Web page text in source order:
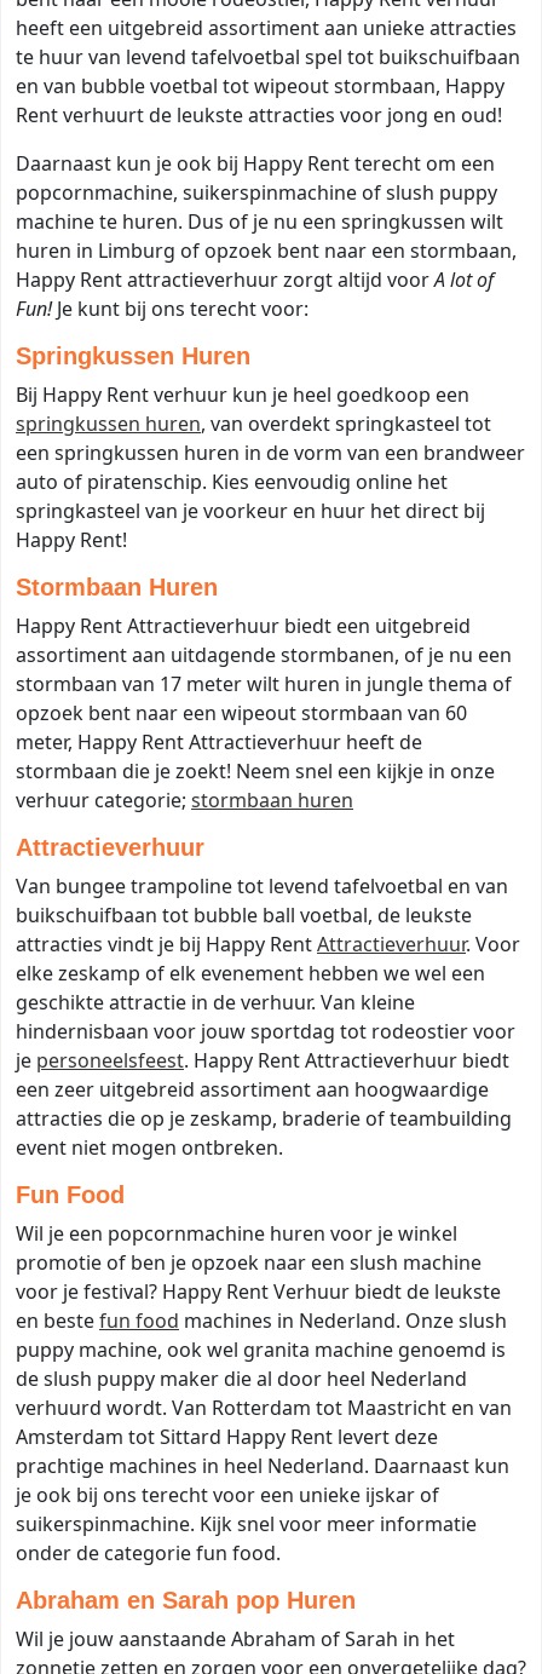
heeft een uitgebreid assortiment aan unieke attracties
te huur van levend tafelvoetbal spel tot buikschuifbaan
en van bubble voetbal tot wipeout stormbaan, Happy
Rent verhuurt de leukste attracties voor jong en oud!
Daarnaast kun je ook bij Happy Rent terecht om een
popcornmachine, suikerspinmachine ofslush puppy
machine te huren. Dus of je nu een springkussen wilt
huren in Limburg of opzoek bent naar een stormbaan,
Happy Rent attractieverhuur zorgt altijd voorA lot of
Fun!Je kunt bij ons terecht voor:
Springkussen Huren
Bij Happy Rent verhuur kun je heel goedkoop een
springkussen huren, van overdekt springkasteel tot
een springkussen huren in de vorm van een brandweer
auto of piratenschip. Kies eenvoudig online het
springkasteel van je voorkeur en huur het direct bij
Happy Rent!
Stormbaan Huren
Happy Rent Attractieverhuur biedt een uitgebreid
assortiment aan uitdagende stormbanen, of je nu een
stormbaan van 17 meter wilt huren in jungle thema of
opzoek bent naar een wipeout stormbaan van 60
meter, Happy Rent Attractieverhuur heeft de
stormbaan die je zoekt! Neem snel een kijkje in onze
verhuur categorie; stormbaan huren
Attractieverhuur
Van bungee trampoline tot levend tafelvoetbal en van
buikschuifbaan tot bubble ball voetbal, de leukste
attracties vindt je bij Happy RentAttractieverhuur. Voor
elke zeskamp of elk evenement hebben we wel een
geschikte attractie in de verhuur. Van kleine
hindernisbaan voor jouw sportdag tot rodeostier voor
je personeelsfeest. Happy Rent Attractieverhuur biedt
een zeer uitgebreid assortiment aan hoogwaardige
attracties die op je zeskamp, braderie of teambuilding
event niet mogen ontbreken.
Fun Food
Wil je een popcornmachine huren voor je winkel
promotie of ben je opzoek naar een slush machine
voor je festival? Happy Rent Verhuur biedt de leukste
en bestefun food machines in Nederland. Onze slush
puppy machine, ook wel granita machine genoemd is
de slush puppy maker die al door heel Nederland
verhuurd wordt. Van Rotterdam tot Maastricht en van
Amsterdam tot Sittard Happy Rent levert deze
prachtige machines in heel Nederland. Daarnaast kun
je ook bij ons terecht voor een unieke ijskar of
suikerspinmachine. Kijk snel voor meer informatie
onder de categorie fun food.
Abraham en Sarah pop Huren
Wil je jouw aanstaande Abraham of Sarah in het
zonnetje zetten en zorgen voor een onvergetelijke dag?